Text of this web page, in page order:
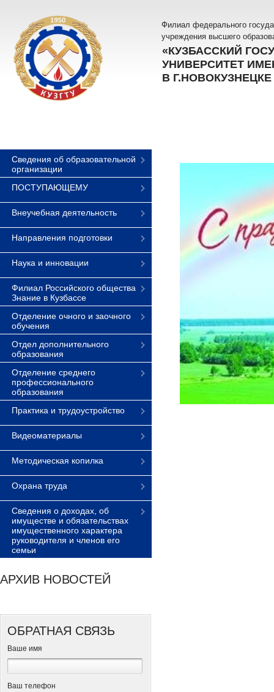
Филиал федерального
учреждения высшего
«КУЗБАССКИЙ
УНИВЕРСИТЕТ
В Г.НОВОКУЗНЕЦКЕ
Сведения об образовательной
организации
ПОСТУПАЮЩЕМУ
Внеучебная деятельность
Направления подготовки
Наука и инновации
Филиал Российского общества
Знание в Кузбассе
Отделение очного и заочного
обучения
Отдел дополнительного
образования
Отделение среднего
профессионального
образования
Практика и трудоустройство
Видеоматериалы
Методическая копилка
Охрана труда
Сведения о доходах, об
имуществе и обязательствах
имущественного характера
руководителя и членов его
семьи
АРХИВ НОВОСТЕЙ
ОБРАТНАЯ СВЯЗЬ
Ваше имя
Ваш телефон